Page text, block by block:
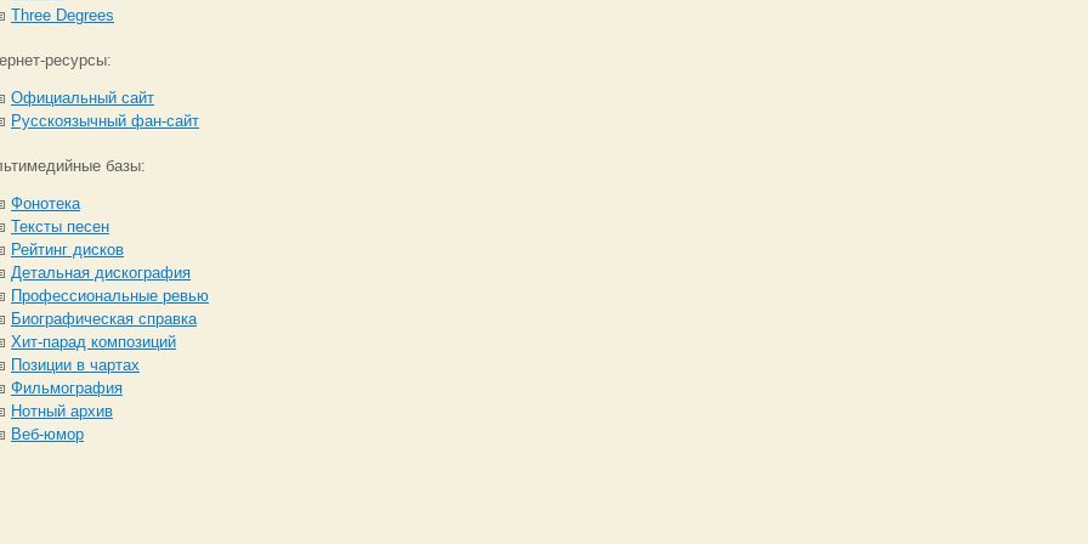
Three Degrees
ресурсы:
Официальный сайт
Русскоязычный фан-сайт
базы:
Фонотека
Тексты песен
Рейтинг дисков
Детальная дискография
Профессиональные ревью
Биографическая справка
Хит-парад композиций
Позиции в чартах
Фильмография
Нотный архив
Веб-юмор